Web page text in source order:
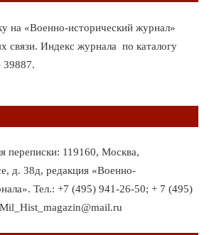
на «Военно-исторический журнал»
связи. Индекс журнала по каталогу
39887.
переписки: 119160, Москва,
д. 38д, редакция «Военно-
Тел.: +7 (495) 941-26-50; + 7 (495)